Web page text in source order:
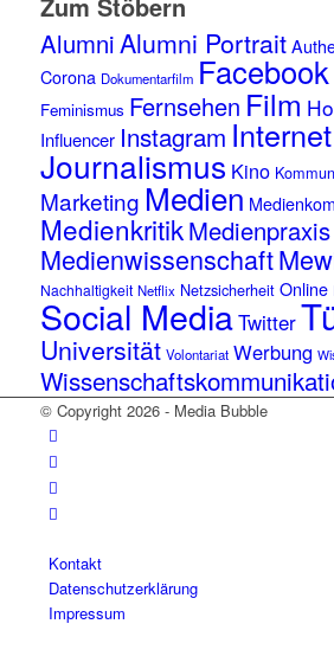
AlumniAlumni Portrait
Corona Dokumentarfilm Facebook
Feminismus Fernsehen Film
Influencer Instagram Internet
Journalismus Kino
Marketing Medien
MedienkritikMedienpraxis
Medienwissenschaft
Nachhaltigkeit Netflix Netzsicherheit Online
Social MediaTwitter
Universität Volontariat Werbung
© Copyright 2026 - Media Bubble
Kontakt
Datenschutzerklärung
Impressum